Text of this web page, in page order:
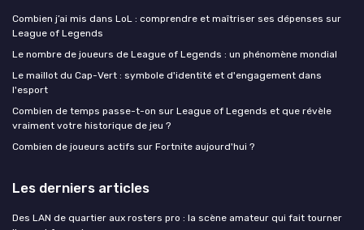
Combien j’ai mis dans LoL : comprendre et maîtriser ses dépenses sur
League of Legends
Le nombre de joueurs de League of Legends : un phénomène mondial
Le maillot du Cap-Vert : symbole d'identité et d'engagement dans
l'esport
Combien de temps passe-t-on sur League of Legends et que révèle
vraiment votre historique de jeu ?
Combien de joueurs actifs sur Fortnite aujourd'hui ?
Les derniers articles
Des LAN de quartier aux rosters pro : la scène amateur qui fait tourner